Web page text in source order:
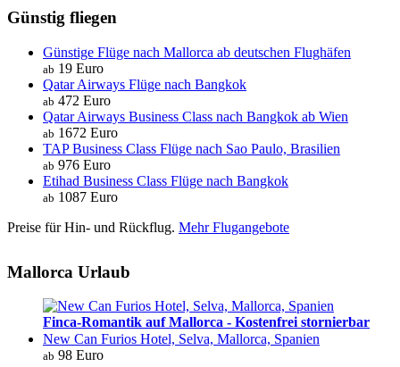
Günstig fliegen
Günstige Flüge nach Mallorca ab deutschen Flughäfen
ab 19 Euro
Qatar Airways Flüge nach Bangkok
ab 472 Euro
Qatar Airways Business Class nach Bangkok ab Wien
ab 1672 Euro
TAP Business Class Flüge nach Sao Paulo, Brasilien
ab 976 Euro
Etihad Business Class Flüge nach Bangkok
ab 1087 Euro
Preise für Hin- und Rückflug. Mehr Flugangebote
Mallorca Urlaub
Finca-Romantik auf Mallorca - Kostenfrei stornierbar
New Can Furios Hotel, Selva, Mallorca, Spanien
ab 98 Euro